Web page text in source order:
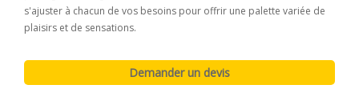
s'ajuster à chacun de vos besoins pour offrir une palette variée de
plaisirs et de sensations.